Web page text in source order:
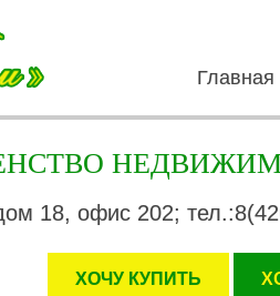
Главная
18, офис 202;
ХОЧУ КУПИТЬ